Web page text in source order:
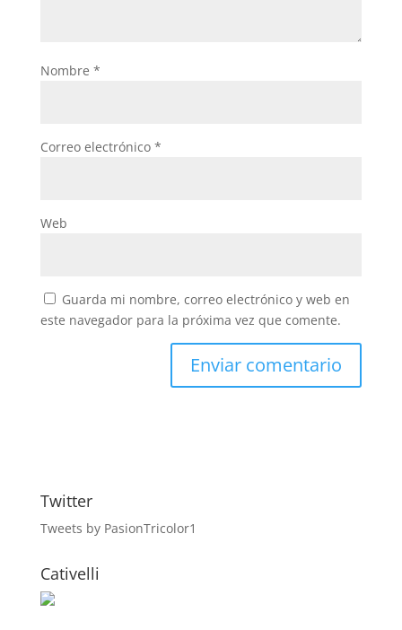
Nombre *
Correo electrónico *
Web
Guarda mi nombre, correo electrónico y web en
este navegador para la próxima vez que comente.
Twitter
Tweets by PasionTricolor1
Cativelli